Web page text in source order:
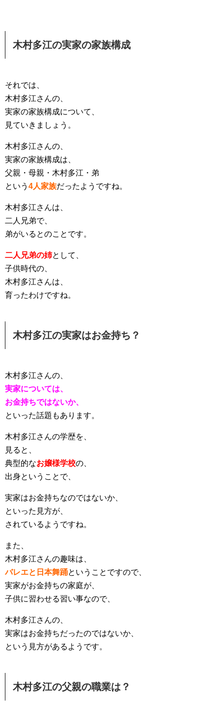
木村多江の実家の家族構成
それでは、
木村多江さんの、
実家の家族構成について、
見ていきましょう。
木村多江さんの、
実家の家族構成は、
父親・母親・木村多江・弟
という 4人家族だったようですね。
木村多江さんは、
二人兄弟で、
弟がいるとのことです。
二人兄弟の姉として、
子供時代の、
木村多江さんは、
育ったわけですね。
木村多江の実家はお金持ち？
木村多江さんの、
実家については、
お金持ちではないか、
といった話題もあります。
木村多江さんの学歴を、
見ると、
典型的なお嬢様学校の、
出身ということで、
実家はお金持ちなのではないか、
といった見方が、
されているようですね。
また、
木村多江さんの趣味は、
バレエと日本舞踊ということですので、
実家がお金持ちの家庭が、
子供に習わせる習い事なので、
木村多江さんの、
実家はお金持ちだったのではないか、
という見方があるようです。
木村多江の父親の職業は？